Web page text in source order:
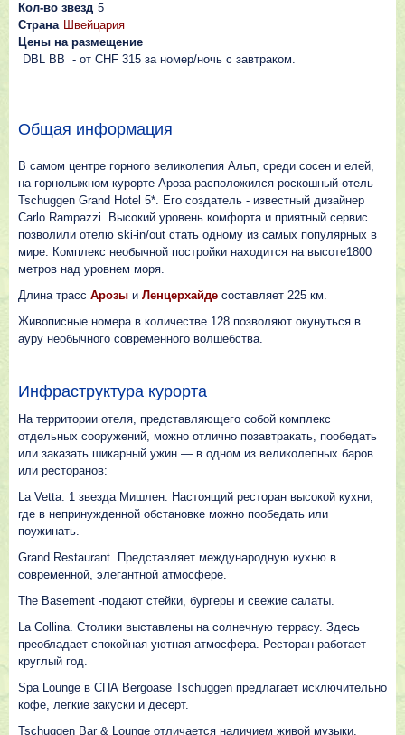
Кол-во звезд 5
Страна Швейцария
Цены на размещение
DBL BB - от CHF 315 за номер/ночь c зaвтpaкoм.
Общая информация
В самом центре горного великолепия Альп, среди сосен и елей,
на горнолыжном курорте Ароза расположился роскошный отель
Tschuggen Grand Hotel 5*. Его создатель - известный дизайнер
Carlo Rampazzi. Высокий уровень комфорта и приятный сервис
позволили отелю ski-in/out стать одному из самых популярных в
мире. Комплекс необычной постройки находится на высоте1800
метров над уровнем моря.
Длина трасс Арозы и Ленцерхайде составляет 225 км.
Живописные номера в количестве 128 позволяют окунуться в
ауру необычного современного волшебства.
Инфраструктура курорта
На территории отеля, представляющего собой комплекс
отдельных сооружений, можно отлично позавтракать, пообедать
или заказать шикарный ужин — в одном из великолепных баров
или ресторанов:
La Vetta. 1 звезда Мишлен. Настоящий ресторан высокой кухни,
где в непринужденной обстановке можно пообедать или
поужинать.
Grand Restaurant. Представляет международную кухню в
современной, элегантной атмосфере.
The Basement -подают стейки, бургеры и свежие салаты.
La Collina. Столики выставлены на солнечную террасу. Здесь
преобладает спокойная уютная атмосфера. Ресторан работает
круглый год.
Spa Lounge в СПА Bergoase Tschuggen предлагает исключительно
кофе, легкие закуски и десерт.
Tschuggen Bar & Lounge отличается наличием живой музыки.